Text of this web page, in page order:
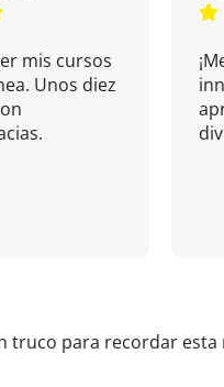
mis cursos
Unos diez
truco para recordar